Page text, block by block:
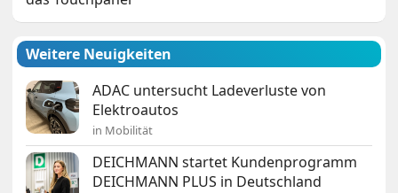
Weitere Neuigkeiten
ADAC untersucht Ladeverluste von
Elektroautos
in Mobilität
DEICHMANN startet Kundenprogramm
DEICHMANN PLUS in Deutschland